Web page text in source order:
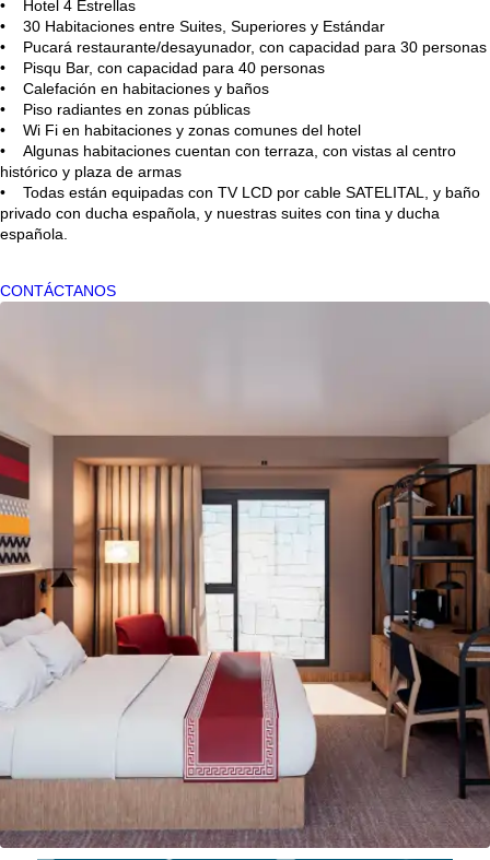
• Hotel 4 Estrellas
• 30 Habitaciones entre Suites, Superiores y Estándar
• Pucará restaurante/desayunador, con capacidad para 30 personas
• Pisqu Bar, con capacidad para 40 personas
• Calefación en habitaciones y baños
• Piso radiantes en zonas públicas
• Wi Fi en habitaciones y zonas comunes del hotel
• Algunas habitaciones cuentan con terraza, con vistas al centro
histórico y plaza de armas
• Todas están equipadas con TV LCD por cable SATELITAL, y baño
privado con ducha española, y nuestras suites con tina y ducha
española.
CONTÁCTANOS